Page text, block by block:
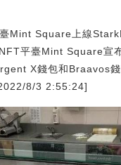
Mint Square上線
平臺Mint Square宣
X錢包和Braavos
8/3 2:55:24]